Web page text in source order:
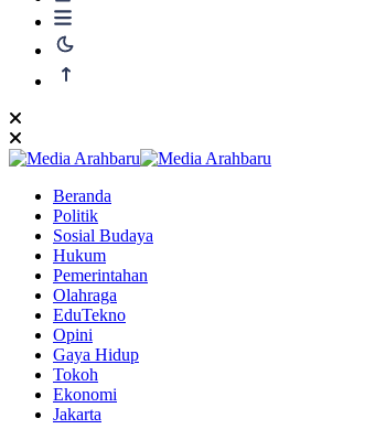
Beranda
Politik
Sosial Budaya
Hukum
Pemerintahan
Olahraga
EduTekno
Opini
Gaya Hidup
Tokoh
Ekonomi
Jakarta